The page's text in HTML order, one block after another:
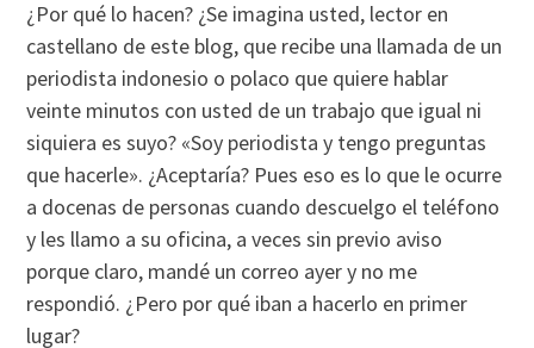
¿Por qué lo hacen? ¿Se imagina usted, lector en
castellano de este blog, que recibe una llamada de un
periodista indonesio o polaco que quiere hablar
veinte minutos con usted de un trabajo que igual ni
siquiera es suyo? «Soy periodista y tengo preguntas
que hacerle». ¿Aceptaría? Pues eso es lo que le ocurre
a docenas de personas cuando descuelgo el teléfono
y les llamo a su oficina, a veces sin previo aviso
porque claro, mandé un correo ayer y no me
respondió. ¿Pero por qué iban a hacerlo en primer
lugar?